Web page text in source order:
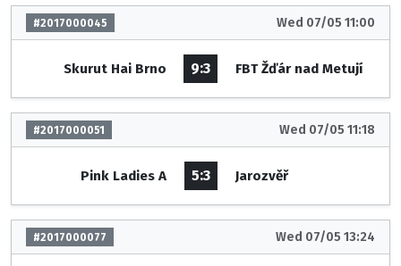
#2017000045 Wed 07/05 11:00
Skurut Hai Brno 9:3 FBT Žďár nad Metují
#2017000051 Wed 07/05 11:18
Pink Ladies A 5:3 Jarozvěř
#2017000077 Wed 07/05 13:24